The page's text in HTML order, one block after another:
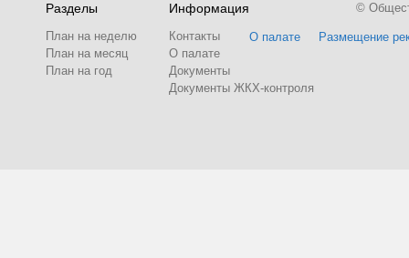
Разделы
План на неделю
План на месяц
План на год
Информация
Контакты
О палате
Документы
Документы ЖКХ-контроля
О палате Размещение
©